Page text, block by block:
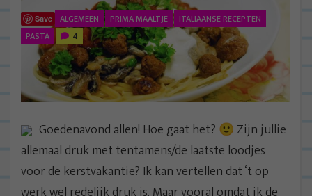
Save ALGEMEEN PRIMA MAALTJE
ITALIAANSE RECEPTEN
PASTA
4
Goedenavond allen! Hoe gaat het? 🙂 Zijn jullie
allemaal druk met tentamens/de laatste loodjes
voor de kerstvakantie? Ik kan vertellen dat ‘t op